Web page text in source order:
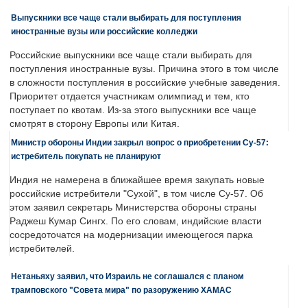
Выпускники все чаще стали выбирать для поступления
иностранные вузы или российские колледжи
Российские выпускники все чаще стали выбирать для
поступления иностранные вузы. Причина этого в том числе
в сложности поступления в российские учебные заведения.
Приоритет отдается участникам олимпиад и тем, кто
поступает по квотам. Из-за этого выпускники все чаще
смотрят в сторону Европы или Китая.
Министр обороны Индии закрыл вопрос о приобретении Су-57:
истребитель покупать не планируют
Индия не намерена в ближайшее время закупать новые
российские истребители "Сухой", в том числе Су-57. Об
этом заявил секретарь Министерства обороны страны
Раджеш Кумар Сингх. По его словам, индийские власти
сосредоточатся на модернизации имеющегося парка
истребителей.
Нетаньяху заявил, что Израиль не соглашался с планом
трамповского "Совета мира" по разоружению ХАМАС